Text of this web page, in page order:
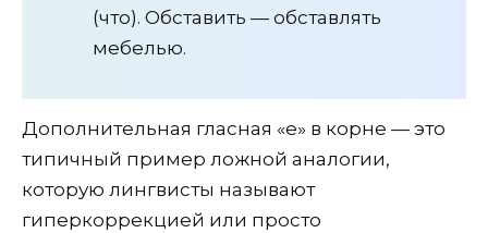
(что). Обставить — обставлять
мебелью.
Дополнительная гласная «е» в корне — это
типичный пример ложной аналогии,
которую лингвисты называют
гиперкоррекцией или просто